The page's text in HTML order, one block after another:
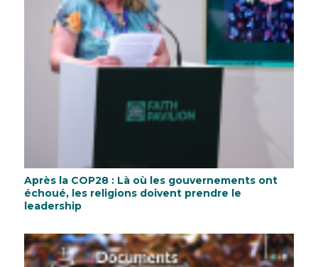
Après la COP28 : Là où les gouvernements ont
échoué, les religions doivent prendre le
leadership